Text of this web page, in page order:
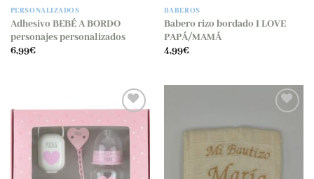
PERSONALIZADOS
Adhesivo BEBÉ A BORDO
personajes personalizados
6,99€
BABEROS
Babero rizo bordado I LOVE
PAPÁ/MAMÁ
4,99€